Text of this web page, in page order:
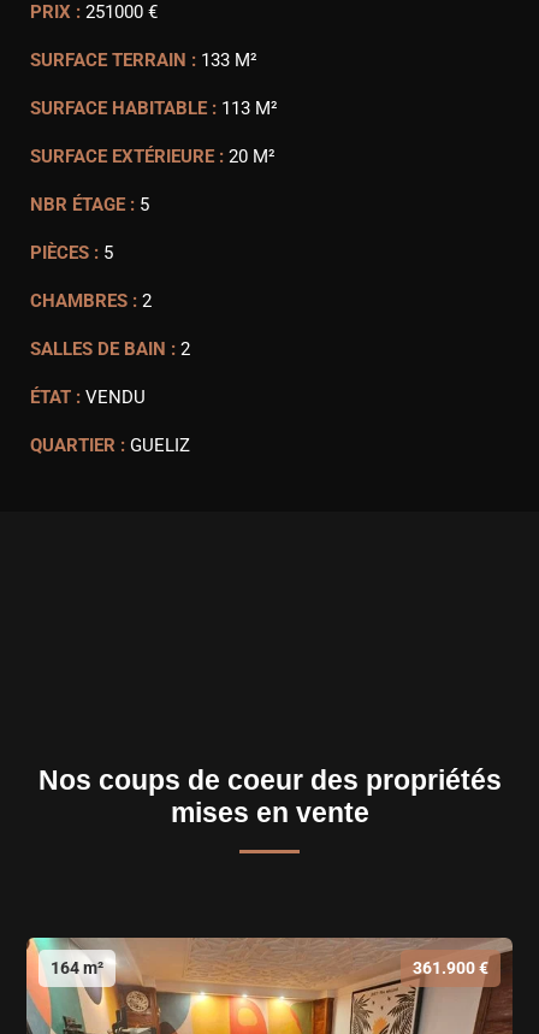
PRIX : 251000 €
SURFACE TERRAIN : 133 M²
SURFACE HABITABLE : 113 M²
SURFACE EXTÉRIEURE : 20 M²
NBR ÉTAGE : 5
PIÈCES : 5
CHAMBRES : 2
SALLES DE BAIN : 2
ÉTAT : VENDU
QUARTIER : GUELIZ
Nos coups de coeur des propriétés
mises en vente
164 m² 361.900 €